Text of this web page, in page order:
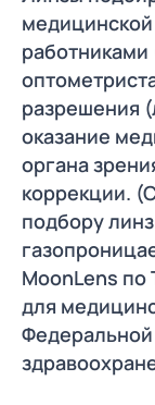
разрешения
оказание
органа
коррекции.
подбору
MoonLens по
для